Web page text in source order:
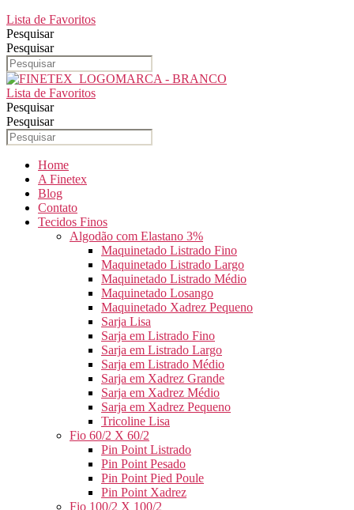
Lista de Favoritos
Pesquisar
Pesquisar
Lista de Favoritos
Pesquisar
Pesquisar
Home
A Finetex
Blog
Contato
Tecidos Finos
Algodão com Elastano 3%
Maquinetado Listrado Fino
Maquinetado Listrado Largo
Maquinetado Listrado Médio
Maquinetado Losango
Maquinetado Xadrez Pequeno
Sarja Lisa
Sarja em Listrado Fino
Sarja em Listrado Largo
Sarja em Listrado Médio
Sarja em Xadrez Grande
Sarja em Xadrez Médio
Sarja em Xadrez Pequeno
Tricoline Lisa
Fio 60/2 X 60/2
Pin Point Listrado
Pin Point Pesado
Pin Point Pied Poule
Pin Point Xadrez
Fio 100/2 X 100/2